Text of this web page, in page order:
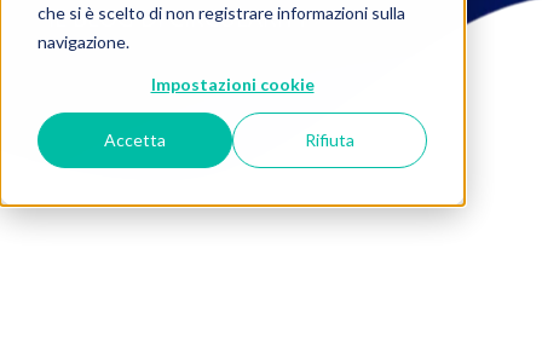
che si è scelto di non registrare informazioni sulla
navigazione.
Impostazioni cookie
Accetta Rifiuta
IL BLOG DI CIRCULARITY